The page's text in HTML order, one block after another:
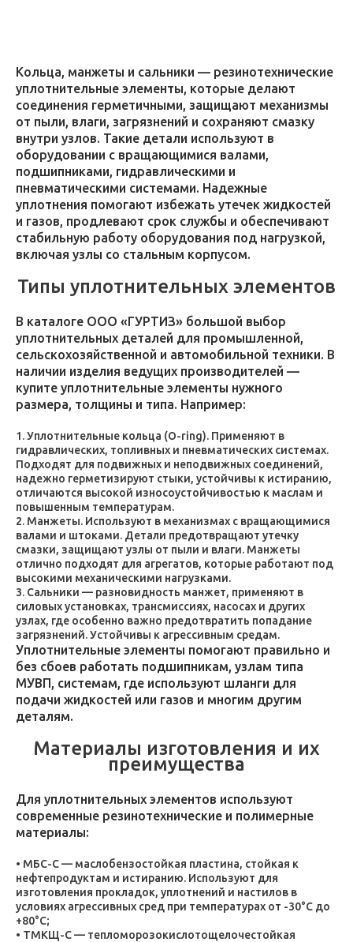
Кольца, манжеты и сальники — резинотехнические
уплотнительные элементы, которые делают
соединения герметичными, защищают механизмы
от пыли, влаги, загрязнений и сохраняют смазку
внутри узлов. Такие детали используют в
оборудовании с вращающимися валами,
подшипниками, гидравлическими и
пневматическими системами. Надежные
уплотнения помогают избежать утечек жидкостей
и газов, продлевают срок службы и обеспечивают
стабильную работу оборудования под нагрузкой,
включая узлы со стальным корпусом.
Типы уплотнительных элементов
В каталоге ООО «ГУРТИЗ» большой выбор
уплотнительных деталей для промышленной,
сельскохозяйственной и автомобильной техники. В
наличии изделия ведущих производителей —
купите уплотнительные элементы нужного
размера, толщины и типа. Например:
Уплотнительные кольца (O-ring). Применяют в
гидравлических, топливных и пневматических системах.
Подходят для подвижных и неподвижных соединений,
надежно герметизируют стыки, устойчивы к истиранию,
отличаются высокой износоустойчивостью к маслам и
повышенным температурам.
Манжеты. Используют в механизмах с вращающимися
валами и штоками. Детали предотвращают утечку
смазки, защищают узлы от пыли и влаги. Манжеты
отлично подходят для агрегатов, которые работают под
высокими механическими нагрузками.
Сальники — разновидность манжет, применяют в
силовых установках, трансмиссиях, насосах и других
узлах, где особенно важно предотвратить попадание
загрязнений. Устойчивы к агрессивным средам.
Уплотнительные элементы помогают правильно и
без сбоев работать подшипникам, узлам типа
МУВП, системам, где используют шланги для
подачи жидкостей или газов и многим другим
деталям.
Материалы изготовления и их
преимущества
Для уплотнительных элементов используют
современные резинотехнические и полимерные
материалы:
МБС-С — маслобензостойкая пластина, стойкая к
нефтепродуктам и истиранию. Используют для
изготовления прокладок, уплотнений и настилов в
условиях агрессивных сред при температурах от -30°C до
+80°C;
ТМКЩ-С — тепломорозокислотощелочестойкая